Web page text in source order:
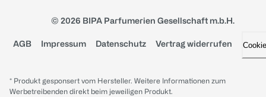
© 2026 BIPA Parfumerien Gesellschaft m.b.H.
AGB Impressum Datenschutz Vertrag widerrufen
* Produkt gesponsert vom Hersteller. Weitere Informationen zum
Werbetreibenden direkt beim jeweiligen Produkt.